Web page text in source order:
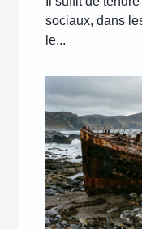
sociaux, dans
le...